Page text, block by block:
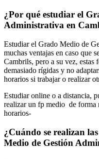
¿Por qué estudiar el
Administrativa en
Estudiar el Grado Medio de
muchas ventajas en caso que
Cambrils, pero a su vez, estas
demasiado rígidas y no
horarios si trabajar o realizar
Estudiar online o a distancia,
realizar un fp medio de forma
horarios-
¿Cuándo se realizan
Medio de Gestión